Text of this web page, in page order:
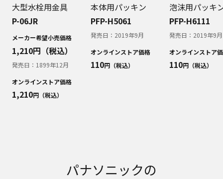
る場合があります。本ウェブサイトに公開されて
いる取扱説明書の内容とお手持ちの商品の仕様に
相違がある場合は、ご購入店、お近くの当社商品
の取扱店、または当社サービス会社に直接お問い
合わせください。また、商品に同梱される取扱説
明書が改訂されている場合、当社の選択により、
予告なく、発売当初のものに代えて、改訂版を本
ウェブサイトに掲載する場合もあります。ただ
し、本ウェブサイトに公開されている取扱説明書
安全上のご注意
大型水栓用金具
P-06JR
メーカー希望小売価格
1,210円（税込）
発売日： 1899年12月
オンラインストア価格
1,210円（税込）
本体用パッキン
PFP-H5061
発売日： 2019年9月
オンラインストア価格
110円（税込）
泡沫用パッキ
PFP-H6111
発売日： 2019年9月
オンラインストア
110円（税込）
パナソニックの